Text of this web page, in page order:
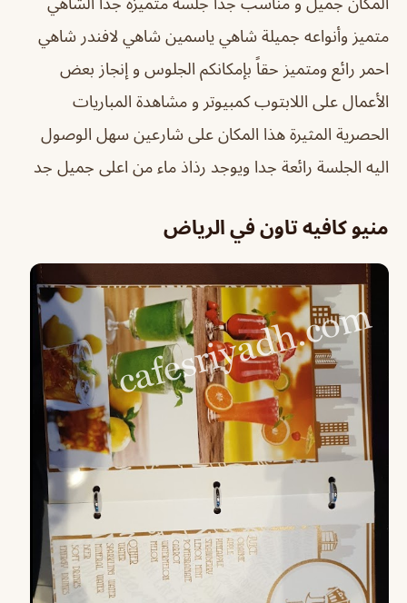
متميز وأنواعه جميلة شاهي ياسمين شاهي لافندر شاهي
احمر رائع ومتميز حقاً بإمكانكم الجلوس و إنجاز بعض
الأعمال على اللابتوب كمبيوتر و ‏مشاهدة المباريات
‏الحصرية المثيرة هذا المكان على شارعين ‏سهل الوصول
اليه الجلسة رائعة جدا ويوجد رذاذ ماء من اعلى جميل جد
منيو كافيه تاون في الرياض